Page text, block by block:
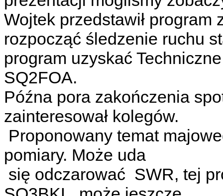
Wojtek przedstawił
rozpocząć śledzenie ruchu
program uzyskać
SQ2FOA.
Późna pora zakończenia
zainteresował kolegów.
Proponowany temat
pomiary. Może uda
się odczarować SWR, tej